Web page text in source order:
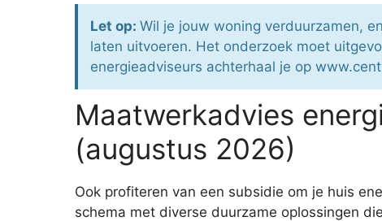
Let op: Wil je jouw woning verduurzamen,
laten uitvoeren. Het onderzoek moet
energieadviseurs achterhaal je op
Maatwerkadvies
(augustus 2026)
Ook profiteren van een subsidie om je huis
schema met diverse duurzame oplossingen